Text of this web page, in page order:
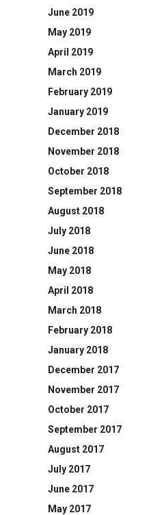
June 2019
May 2019
April 2019
March 2019
February 2019
January 2019
December 2018
November 2018
October 2018
September 2018
August 2018
July 2018
June 2018
May 2018
April 2018
March 2018
February 2018
January 2018
December 2017
November 2017
October 2017
September 2017
August 2017
July 2017
June 2017
May 2017